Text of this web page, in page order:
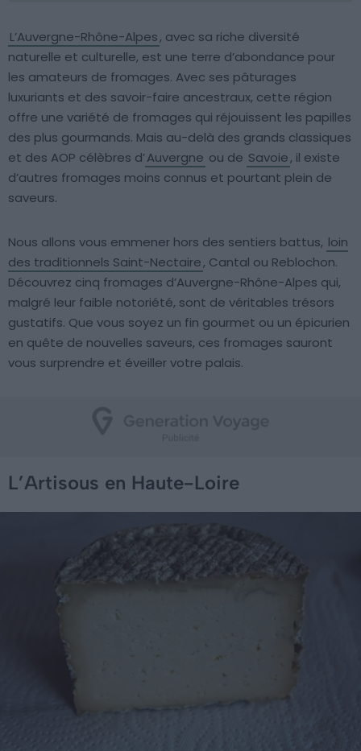
L’Auvergne-Rhône-Alpes, avec sa riche diversité
naturelle et culturelle, est une terre d’abondance pour
les amateurs de fromages. Avec ses pâturages
luxuriants et des savoir-faire ancestraux, cette région
offre une variété de fromages qui réjouissent les papilles
des plus gourmands. Mais au-delà des grands classiques
et des AOP célèbres d’Auvergne ou de Savoie, il existe
d’autres fromages moins connus et pourtant plein de
saveurs.
Nous allons vous emmener hors des sentiers battus, loin
des traditionnels Saint-Nectaire, Cantal ou Reblochon.
Découvrez cinq fromages d’Auvergne-Rhône-Alpes qui,
malgré leur faible notoriété, sont de véritables trésors
gustatifs. Que vous soyez un fin gourmet ou un épicurien
en quête de nouvelles saveurs, ces fromages sauront
vous surprendre et éveiller votre palais.
L’Artisous en Haute-Loire